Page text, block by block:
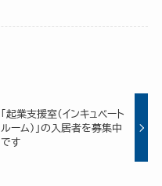
「起業支援室（インキュベート
ルーム）」の入居者を募集中
です